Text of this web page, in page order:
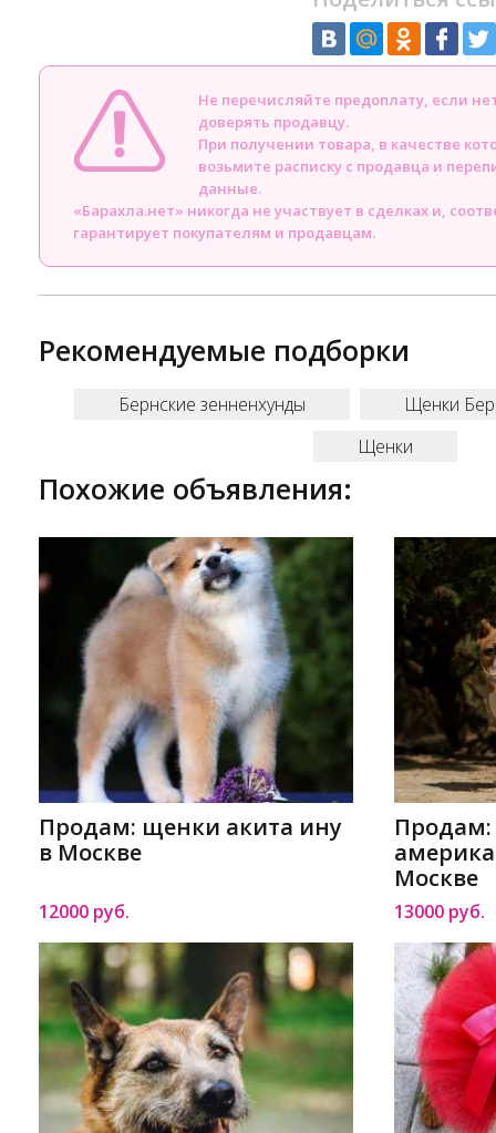
Не перечисляйте предоплату, если
доверять продавцу.
При получении товара, в качестве
возьмите расписку с продавца и
данные.
«Барахла.нет» никогда не участвует в сделках и,
гарантирует покупателям и продавцам.
Рекомендуемые подборки
Бернские зенненхунды
Щенки
Щенки
Похожие объявления:
Продам: щенки акита ину
в Москве
12000 руб.
Москве
13000 руб.